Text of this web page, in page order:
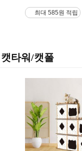
최대 585원 적립
캣타워/캣폴